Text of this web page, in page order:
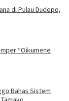
di Pulau Dudepo,
“Oikumene
Bahas Sistem